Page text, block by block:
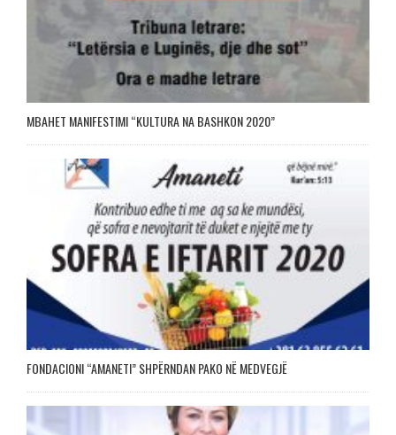
MBAHET MANIFESTIMI “KULTURA NA BASHKON 2020”
FONDACIONI “AMANETI” SHPËRNDAN PAKO NË MEDVEGJË